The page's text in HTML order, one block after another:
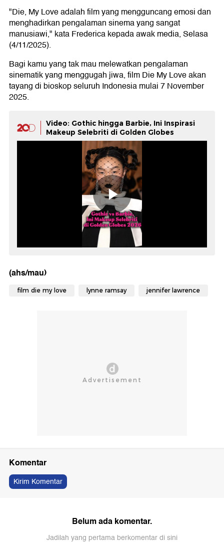
"Die, My Love adalah film yang mengguncang emosi dan
menghadirkan pengalaman sinema yang sangat
manusiawi," kata Frederica kepada awak media, Selasa
(4/11/2025).
Bagi kamu yang tak mau melewatkan pengalaman
sinematik yang menggugah jiwa, film Die My Love akan
tayang di bioskop seluruh Indonesia mulai 7 November
2025.
Video: Gothic hingga Barbie, Ini Inspirasi
Makeup Selebriti di Golden Globes
(ahs/mau)
film die my love lynne ramsay jennifer lawrence
Komentar
Kirim Komentar
Belum ada komentar.
Jadilah yang pertama berkomentar di sini